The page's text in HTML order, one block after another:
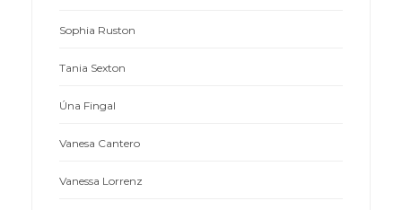
Sophia Ruston
Tania Sexton
Úna Fingal
Vanesa Cantero
Vanessa Lorrenz